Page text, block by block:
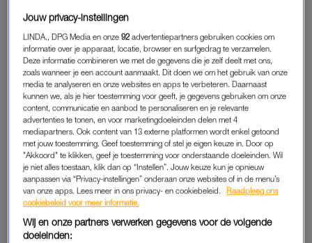
MOOIE TIJD
Het vertrek van Van Nieuwkerk komt niet onverwacht. De
presentatorhintteer de afgelopen tijd al meerdere keren op.
Zo zei de presentator vorig jaar zomer in LINDA.182
‘MENINGMAKERS’: “Ik heb het idee dat zoals er destijds een
aantal redenen waren om bijDWDDte blijven, er nu een aantal
redenen zijn om er in het voorjaar mee te stoppen.”
Van Nieuwkerk zit nu vijftien jaar bij het programma. “Dat is
ook een mooie tijd, niet? Maar het belangrijkste is dat ik straks
nog iets anders wil in mijn leven.”
Jouw privacy-instellingen
LINDA., DPG Media en onze92 advertentiepartners gebruiken cookies om
informatie over je apparaat, locatie, browser en surfgedrag te verzamelen.
Deze informatie combineren we met de gegevens die je zelf deelt met ons,
zoals wanneer je een account aanmaakt. Dit doen we om het gebruik van onze
media te analyseren en onze websites en apps te verbeteren. Daarnaast
kunnen we, als je hier toestemming voor geeft, je gegevens gebruiken om onze
content, communicatie en aanbod te personaliseren en je relevante
advertenties te tonen, en voor marketingdoeleinden delen met 4
mediapartners. Ook content van 13 externe platformen wordt enkel getoond
met jouw toestemming. Geef toestemming of stel je eigen keuze in. Door op
"Akkoord" te klikken, geef je toestemming voor onderstaande doeleinden. Wil
je niet alles toestaan, klik dan op “Instellen”. Jouw keuze kun je opnieuw
aanpassen via “Privacy-instellingen” onderaan onze websites of in de menu’s
van onze apps. Lees meer in ons privacy- en cookiebeleid.
Raadpleeg ons
cookiebeleid voor meer informatie.
Wij en onze partners verwerken gegevens voor de volgende
doeleinden: